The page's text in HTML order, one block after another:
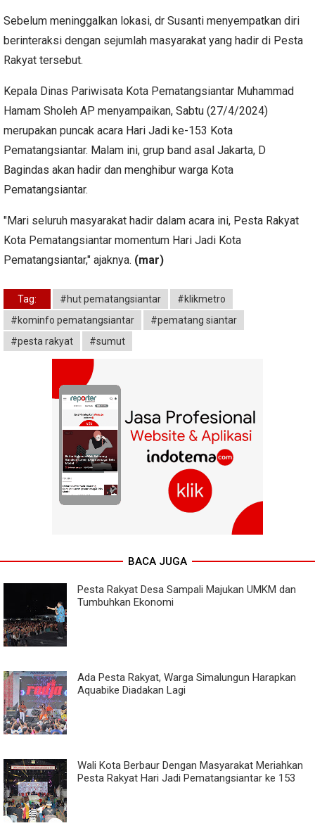
Sebelum meninggalkan lokasi, dr Susanti menyempatkan diri
berinteraksi dengan sejumlah masyarakat yang hadir di Pesta
Rakyat tersebut.
Kepala Dinas Pariwisata Kota Pematangsiantar Muhammad
Hamam Sholeh AP menyampaikan, Sabtu (27/4/2024)
merupakan puncak acara Hari Jadi ke-153 Kota
Pematangsiantar. Malam ini, grup band asal Jakarta, D
Bagindas akan hadir dan menghibur warga Kota
Pematangsiantar.
"Mari seluruh masyarakat hadir dalam acara ini, Pesta Rakyat
Kota Pematangsiantar momentum Hari Jadi Kota
Pematangsiantar," ajaknya. (mar)
Tag: #hut pematangsiantar
#klikmetro
#kominfo pematangsiantar
#pematang siantar
#pesta rakyat
#sumut
BACA JUGA
Pesta Rakyat Desa Sampali Majukan UMKM dan
Tumbuhkan Ekonomi
Ada Pesta Rakyat, Warga Simalungun Harapkan
Aquabike Diadakan Lagi
Wali Kota Berbaur Dengan Masyarakat Meriahkan
Pesta Rakyat Hari Jadi Pematangsiantar ke 153